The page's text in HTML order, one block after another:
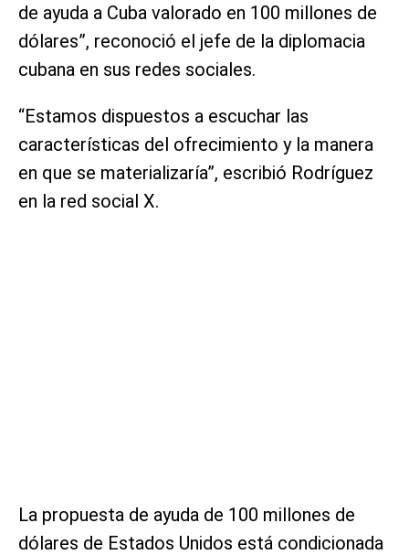
de ayuda a Cuba valorado en 100 millones de
dólares”, reconoció el jefe de la diplomacia
cubana en sus redes sociales.
“Estamos dispuestos a escuchar las
características del ofrecimiento y la manera
en que se materializaría”, escribió Rodríguez
en la red social X.
La propuesta de ayuda de 100 millones de
dólares de Estados Unidos está condicionada